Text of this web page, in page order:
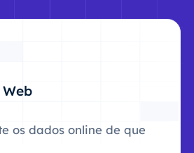
os dados online de que